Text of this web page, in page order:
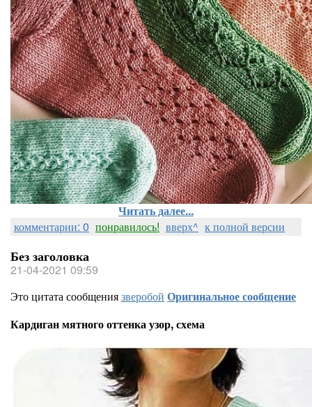
Читать далее...
комментарии: 0 понравилось! вверх^ к полной версии
Без заголовка
21-04-2021 09:59
Это цитата сообщениязверобой Оригинальное сообщение
Кардиган мятного оттенка узор, схема